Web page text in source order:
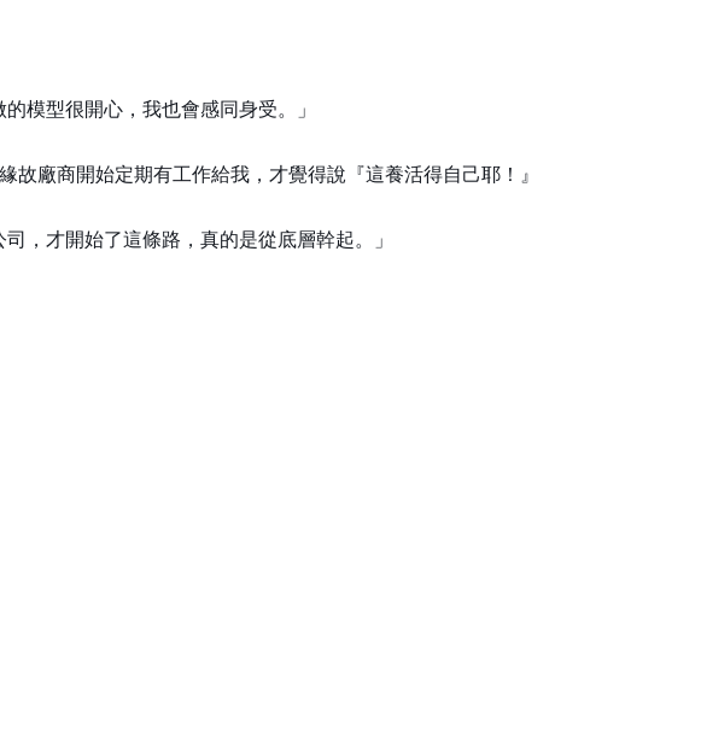
模型很開心，我也會感同身受。」
廠商開始定期有工作給我，才覺得說『這養活得自己耶！』
，才開始了這條路，真的是從底層幹起。」